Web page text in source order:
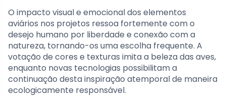
O impacto visual e emocional dos elementos
aviários nos projetos ressoa fortemente com o
desejo humano por liberdade e conexão com a
natureza, tornando-os uma escolha frequente. A
votação de cores e texturas imita a beleza das aves,
enquanto novas tecnologias possibilitam a
continuação desta inspiração atemporal de maneira
ecologicamente responsável.